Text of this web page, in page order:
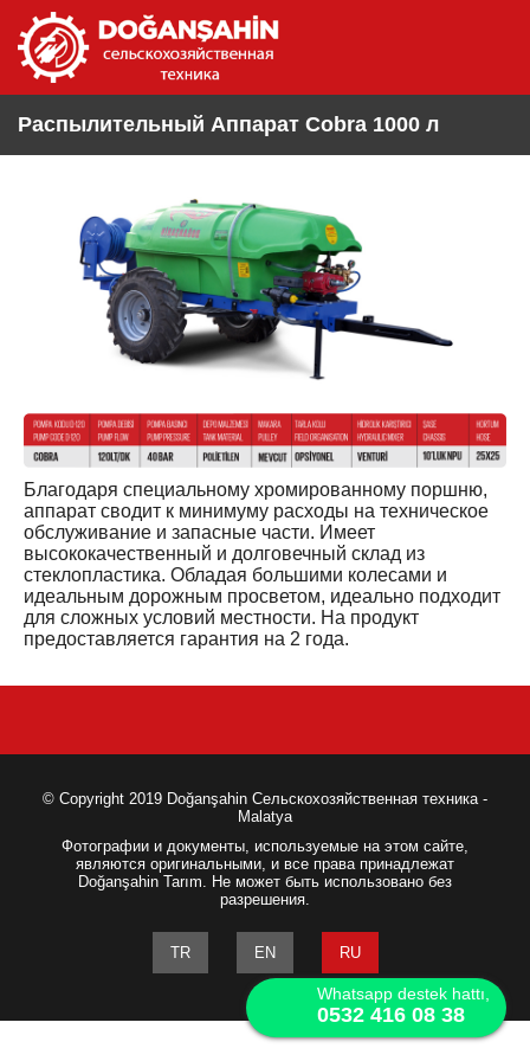
Распылительный Аппарат Cobra 1000 л
Благодаря специальному хромированному поршню,
аппарат сводит к минимуму расходы на техническое
обслуживание и запасные части. Имеет
высококачественный и долговечный склад из
стеклопластика. Обладая большими колесами и
идеальным дорожным просветом, идеально подходит
для сложных условий местности. На продукт
предоставляется гарантия на 2 года.
© Copyright 2019 Doğanşahin Сельскохозяйственная техника -
Malatya
Фотографии и документы, используемые на этом сайте,
являются оригинальными, и все права принадлежат
Doğanşahin Tarım. Не может быть использовано без
разрешения.
TR EN RU
Whatsapp destek hattı,
0532 416 08 38